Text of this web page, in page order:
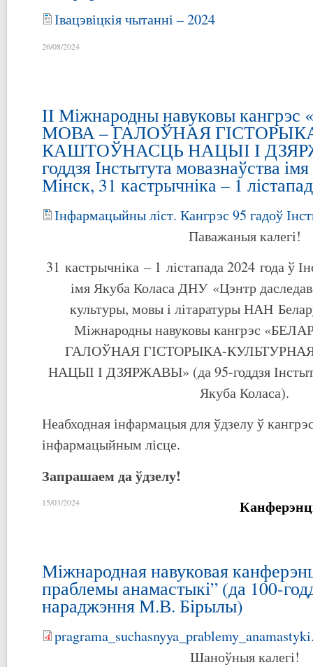
Івацэвіцкія чытанні – 2024
26/08/2024
II Міжнародны навуковы
МОВА – ГАЛОЎНАЯ
КАШТОЎНАСЦЬ НАЦЫІ І
годдзя Інстытута мовазнаўства
Мінск, 31 кастрычніка – 1
Інфармацыйны ліст. Кангрэс 95 гадоў
Паважаныя калегі!
31 кастрычніка – 1 лістапада 2024 года ў
імя Якуба Коласа ДНУ «Цэнтр
культуры, мовы і літаратуры НАН
Міжнародны навуковы кангрэс
ГАЛОЎНАЯ ГІСТОРЫКА-
НАЦЫІ І ДЗЯРЖАВЫ» (да 95-годдзя
Якуба Коласа).
Неабходная інфармацыя для ўдзелу ў
інфармацыйным лісце.
Запрашаем да ўдзелу!
15/03/2024
Міжнародная навуковая
праблемы анамастыкі” (да 100-
нараджэння М.В. Бірылы)
Шаноўныя калегі!